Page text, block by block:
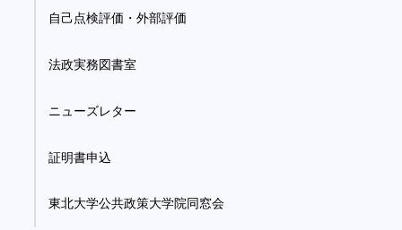
自己点検評価・外部評価
法政実務図書室
ニューズレター
証明書申込
東北大学公共政策大学院同窓会